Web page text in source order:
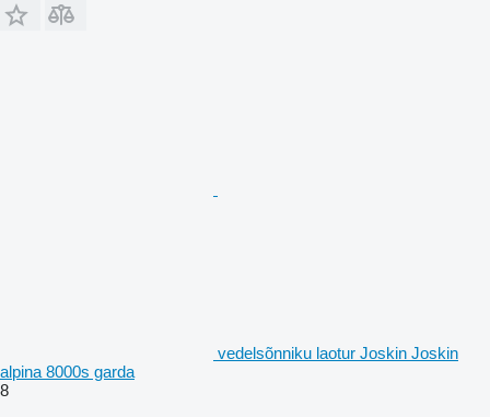
vedelsõnniku laotur Joskin Joskin
alpina 8000s garda
8